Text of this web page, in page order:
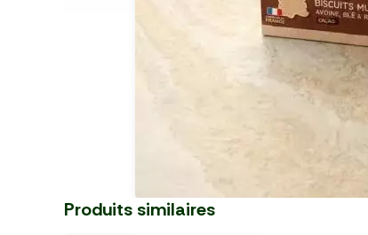
Produits similaires
élaboré en France